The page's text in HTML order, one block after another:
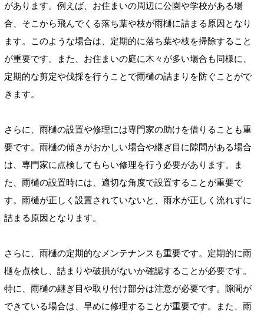
があります。例えば、お住まいの周辺に公園や学校がある場
合、そこから飛んでくる落ち葉や枝が雨樋に詰まる原因となり
ます。このような場合は、定期的に落ち葉や枝を掃除すること
が重要です。また、お住まいの庭に木々が多い場合も同様に、
定期的な剪定や伐採を行うことで雨樋の詰まりを防ぐことがで
きます。
さらに、雨樋の設置や修理には専門家の助けを借りることも重
要です。雨樋の傾きがおかしい場合や継ぎ目に隙間がある場合
は、専門家に点検してもらい修理を行う必要があります。ま
た、雨樋の設置時には、適切な角度で設置することが重要で
す。雨樋が正しく設置されていないと、雨水が正しく流れずに
詰まる原因となります。
さらに、雨樋の定期的なメンテナンスも重要です。定期的に雨
樋を点検し、詰まりや破損がないか確認することが必要です。
特に、雨樋の継ぎ目や取り付け部分は注意が必要です。隙間が
できている場合は、早めに修理することが重要です。また、雨